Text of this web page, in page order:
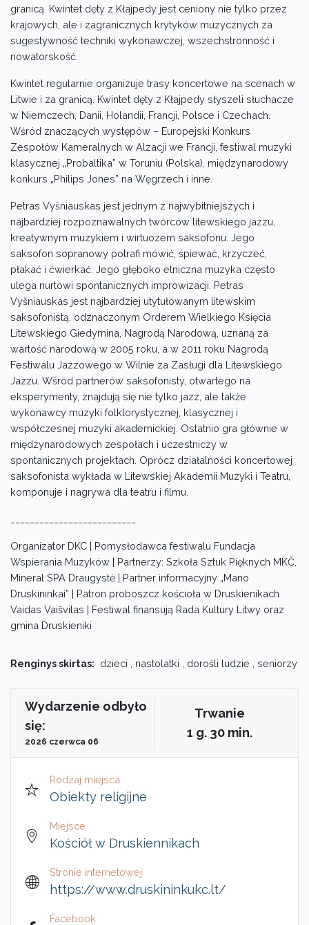
granicą. Kwintet dęty z Kłajpedy jest ceniony nie tylko przez
krajowych, ale i zagranicznych krytyków muzycznych za
sugestywność techniki wykonawczej, wszechstronność i
nowatorskość.
Kwintet regularnie organizuje trasy koncertowe na scenach w
Litwie i za granicą. Kwintet dęty z Kłajpedy słyszeli słuchacze
w Niemczech, Danii, Holandii, Francji, Polsce i Czechach.
Wśród znaczących występów – Europejski Konkurs
Zespołów Kameralnych w Alzacji we Francji, festiwal muzyki
klasycznej „Probaltika” w Toruniu (Polska), międzynarodowy
konkurs „Philips Jones” na Węgrzech i inne.
Petras Vyšniauskas jest jednym z najwybitniejszych i
najbardziej rozpoznawalnych twórców litewskiego jazzu,
kreatywnym muzykiem i wirtuozem saksofonu. Jego
saksofon sopranowy potrafi mówić, śpiewać, krzyczeć,
płakać i ćwierkać. Jego głęboko etniczna muzyka często
ulega nurtowi spontanicznych improwizacji. Petras
Vyšniauskas jest najbardziej utytułowanym litewskim
saksofonistą, odznaczonym Orderem Wielkiego Księcia
Litewskiego Giedymina, Nagrodą Narodową, uznaną za
wartość narodową w 2005 roku, a w 2011 roku Nagrodą
Festiwalu Jazzowego w Wilnie za Zasługi dla Litewskiego
Jazzu. Wśród partnerów saksofonisty, otwartego na
eksperymenty, znajdują się nie tylko jazz, ale także
wykonawcy muzyki folklorystycznej, klasycznej i
współczesnej muzyki akademickiej. Ostatnio gra głównie w
międzynarodowych zespołach i uczestniczy w
spontanicznych projektach. Oprócz działalności koncertowej
saksofonista wykłada w Litewskiej Akademii Muzyki i Teatru,
komponuje i nagrywa dla teatru i filmu.
Organizator DKC | Pomysłodawca festiwalu Fundacja
Wspierania Muzyków | Partnerzy: Szkoła Sztuk Pięknych MKČ,
Mineral SPA Draugystė | Partner informacyjny „Mano
Druskininkai” | Patron proboszcz kościoła w Druskienikach
Vaidas Vaišvilas | Festiwal finansują Rada Kultury Litwy oraz
gmina Druskieniki
Renginys skirtas: dzieci , nastolatki , dorośli ludzie , seniorzy
Wydarzenie odbyło
się:
2026 czerwca 06
Trwanie
1 g. 30 min.
Rodzaj miejsca
Obiekty religijne
Miejsce
Kościół w Druskiennikach
Stronie internetowej
https://www.druskininkukc.lt/
Facebook